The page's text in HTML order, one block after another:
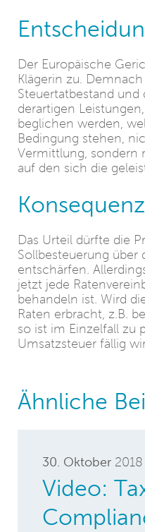
Der Europäische
Klägerin zu.
Steuertatbestand und
derartigen
beglichen werden,
Bedingung stehen,
Vermittlung, sondern
auf den sich die
Konsequenz
Das Urteil dürfte die
Sollbesteuerung über
entschärfen.
jetzt jede
behandeln ist. Wird
Raten erbracht, z.B.
so ist im Einzelfall zu
Umsatzsteuer fällig
Ähnliche
30. Oktober 2018
Video: